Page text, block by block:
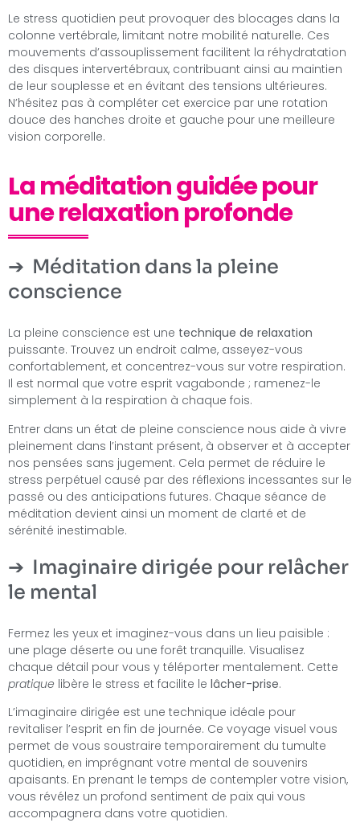
Le stress quotidien peut provoquer des blocages dans la
colonne vertébrale, limitant notre mobilité naturelle. Ces
mouvements d’assouplissement facilitent la réhydratation
des disques intervertébraux, contribuant ainsi au maintien
de leur souplesse et en évitant des tensions ultérieures.
N’hésitez pas à compléter cet exercice par une rotation
douce des hanches droite et gauche pour une meilleure
vision corporelle.
La méditation guidée pour
une relaxation profonde
Méditation dans la pleine
conscience
La pleine conscience est une technique de relaxation
puissante. Trouvez un endroit calme, asseyez-vous
confortablement, et concentrez-vous sur votre respiration.
Il est normal que votre esprit vagabonde ; ramenez-le
simplement à la respiration à chaque fois.
Entrer dans un état de pleine conscience nous aide à vivre
pleinement dans l’instant présent, à observer et à accepter
nos pensées sans jugement. Cela permet de réduire le
stress perpétuel causé par des réflexions incessantes sur le
passé ou des anticipations futures. Chaque séance de
méditation devient ainsi un moment de clarté et de
sérénité inestimable.
Imaginaire dirigée pour relâcher
le mental
Fermez les yeux et imaginez-vous dans un lieu paisible :
une plage déserte ou une forêt tranquille. Visualisez
chaque détail pour vous y téléporter mentalement. Cette
pratique libère le stress et facilite le lâcher-prise.
L’imaginaire dirigée est une technique idéale pour
revitaliser l’esprit en fin de journée. Ce voyage visuel vous
permet de vous soustraire temporairement du tumulte
quotidien, en imprégnant votre mental de souvenirs
apaisants. En prenant le temps de contempler votre vision,
vous révélez un profond sentiment de paix qui vous
accompagnera dans votre quotidien.